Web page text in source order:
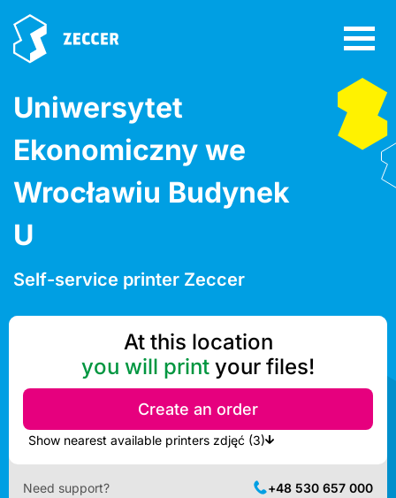
Uniwersytet
Ekonomiczny we
Wrocławiu Budynek
U
Self-service printer Zeccer
At this location
you will print your files!
Create an order
Show nearest available printers zdjęć (3)
Need support? +48 530 657 000